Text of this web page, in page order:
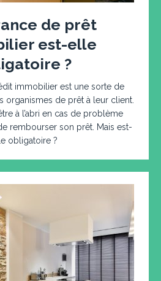
de prêt
est-elle
?
immobilier est une sorte de
organismes de prêt à leur client.
à l’abri en cas de problème
rembourser son prêt. Mais est-
obligatoire ?